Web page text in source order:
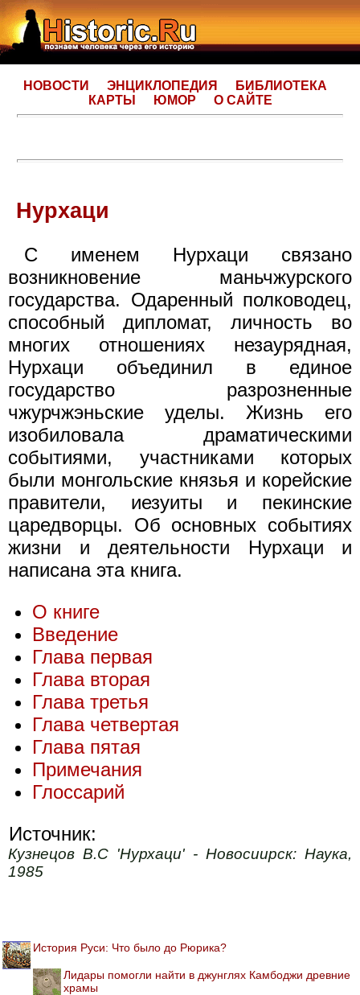
НОВОСТИ ЭНЦИКЛОПЕДИЯ
БИБЛИОТЕКА
КАРТЫ
ЮМОР О САЙТЕ
Нурхаци
С именем Нурхаци связано
возникновение маньчжурского
государства. Одаренный полководец,
способный дипломат, личность во
многих отношениях незаурядная,
Нурхаци объединил в единое
государство разрозненные
чжурчжэньские уделы. Жизнь его
изобиловала драматическими
событиями, участниками которых
были монгольские князья и корейские
правители, иезуиты и пекинские
царедворцы. Об основных событиях
жизни и деятельности Нурхаци и
написана эта книга.
О книге
Введение
Глава первая
Глава вторая
Глава третья
Глава четвертая
Глава пятая
Примечания
Глоссарий
Источник:
Кузнецов В.С 'Нурхаци' - Новосиирск: Наука,
1985
История Руси: Что было до Рюрика?
Лидары помогли найти в джунглях Камбоджи древние
храмы